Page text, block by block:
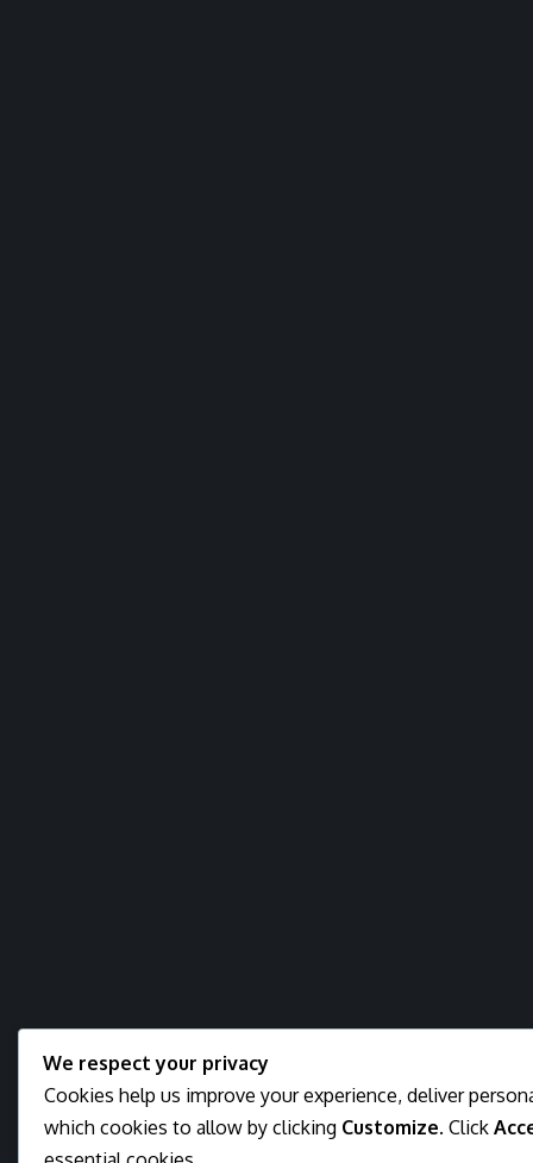
We respect your privacy
Cookies help us improve your experience, deliver
which cookies to allow by clicking Customize. Click